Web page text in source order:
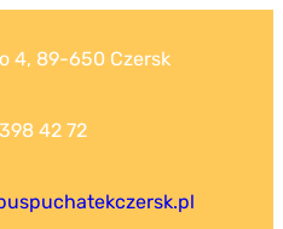
4, 89-650 Czersk
42 72